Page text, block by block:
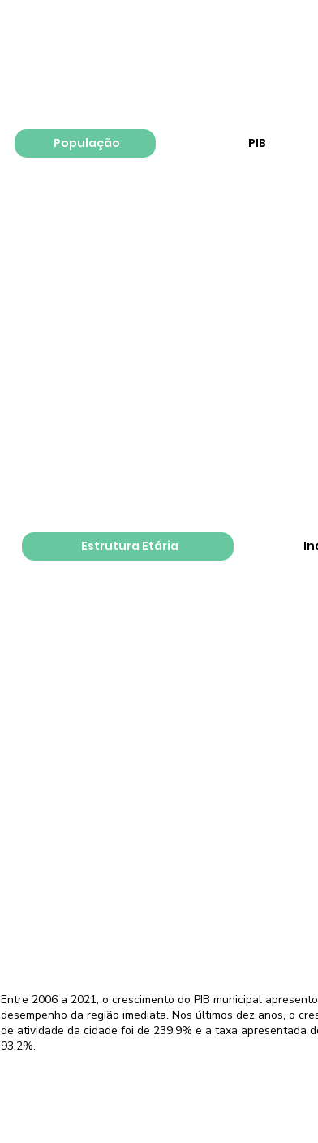
População PIB
Estrutura Etária
Entre 2006 a 2021, o crescimento do PIB municipal
desempenho da região imediata. Nos últimos dez anos, o
de atividade da cidade foi de 239,9% e a taxa apresentada
93,2%.